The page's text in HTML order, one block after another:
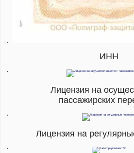
ИНН
Лицензия на
пассажирских
Лицензия на